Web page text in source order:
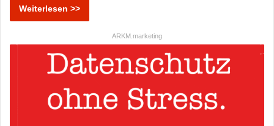
Weiterlesen >>
ARKM.marketing